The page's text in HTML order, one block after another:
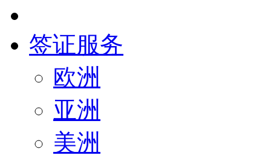
签证服务
欧洲
亚洲
美洲